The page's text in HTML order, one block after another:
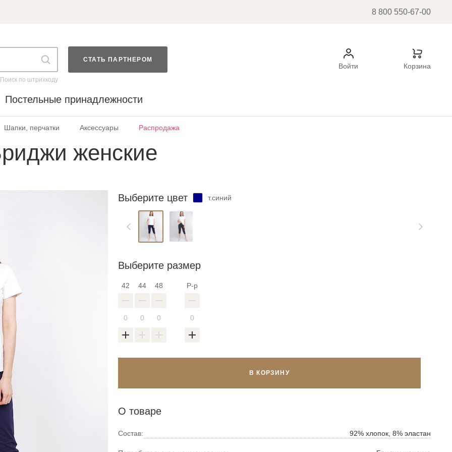
8 800 550-67-00
Поиск по штрихкоду
СТАТЬ ПАРТНЕРОМ
Войти Корзина
Постельные принадлежности
Шапки, перчатки Аксессуары Распродажа
женские
Выберите цвет т.синий
Выберите размер
42 44 48 Р-р
В КОРЗИНУ
О товаре
Состав: 92% хлопок, 8% эластан
Войти в аккаунт
Введите свою электронную почту и пароль
пароль
Введите код
новый список